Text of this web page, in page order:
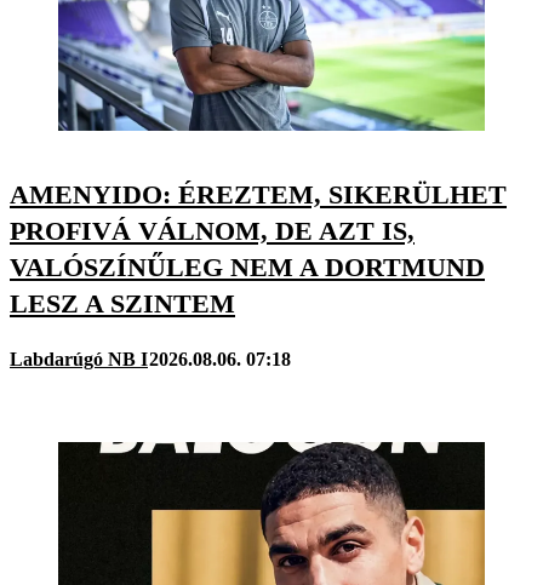
AMENYIDO: ÉREZTEM, SIKERÜLHET
PROFIVÁ VÁLNOM, DE AZT IS,
VALÓSZÍNŰLEG NEM A DORTMUND
LESZ A SZINTEM
Labdarúgó NB I2026.08.06. 07:18